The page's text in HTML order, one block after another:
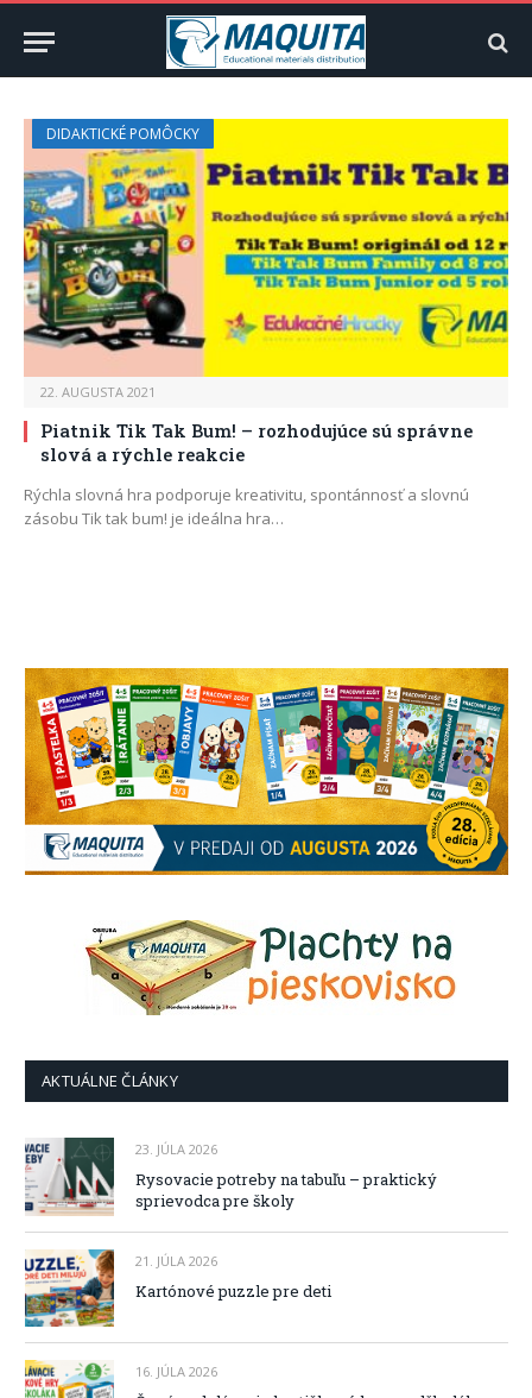
DIDAKTICKÉ POMÔCKY
22. AUGUSTA 2021
Piatnik Tik Tak Bum! – rozhodujúce sú správne
slová a rýchle reakcie
Rýchla slovná hra podporuje kreativitu, spontánnosť a slovnú
zásobu Tik tak bum! je ideálna hra…
AKTUÁLNE ČLÁNKY
23. JÚLA 2026
Rysovacie potreby na tabuľu – praktický
sprievodca pre školy
21. JÚLA 2026
Kartónové puzzle pre deti
16. JÚLA 2026